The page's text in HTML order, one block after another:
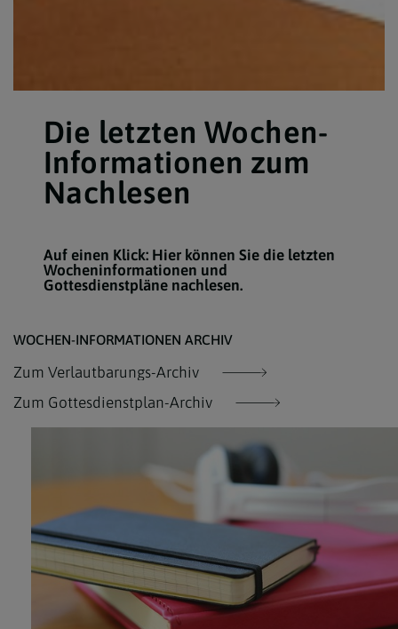
Die letzten Wochen-
Informationen zum
Nachlesen
Auf einen Klick: Hier können Sie die letzten
Wocheninformationen und
Gottesdienstpläne nachlesen.
WOCHEN-INFORMATIONEN ARCHIV
Zum Verlautbarungs-Archiv
Zum Gottesdienstplan-Archiv